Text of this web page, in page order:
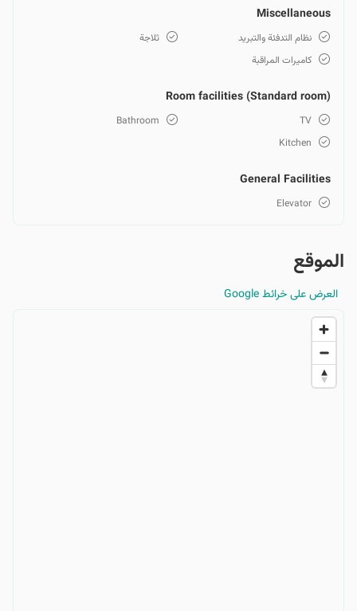
Miscellaneous
نظام التدفئة والتبريد
ثلاجة
كاميرات المراقبة
Room facilities (Standard room)
TV
Bathroom
Kitchen
General Facilities
Elevator
الموقع
العرض على خرائط Google